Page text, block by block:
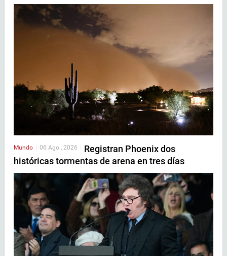
Mundo 06 Ago , 2026
Registran Phoenix dos
históricas tormentas de arena en tres días